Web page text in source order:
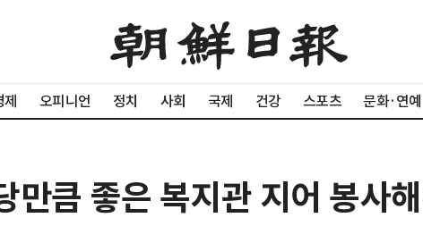
제 오피니언 정치 사회 국제 건강 스포츠 문화·연예
만큼 좋은 복지관 지어 봉사